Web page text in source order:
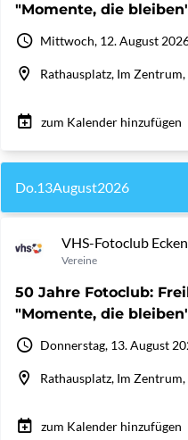
"Momente, die
Mittwoch, 12. August
Rathausplatz, Im
zum Kalender hinzufügen
Do.13August2026
VHS-Fotoclub
Vereine
50 Jahre Fotoclub:
"Momente, die
Donnerstag, 13. August
Rathausplatz, Im
zum Kalender hinzufügen